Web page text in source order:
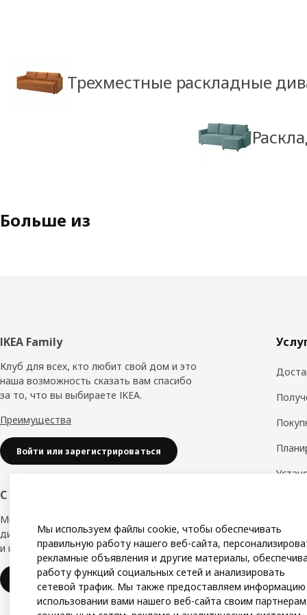
Трехместные раскладные
Больше из
Нижний
колонтитул
IKEA Family
Клуб для всех, кто любит свой дом и это
наша возможность сказать вам спасибо
за то, что вы выбираете IKEA.
Преимущества
Войти или зарегистрироваться
С заботой о вашем бизнесе
Мы в IKEA, предлагаем безупречный
дизайн, вариации стилей, отличные цены
и надёжное качество.
IKEA для бизнеса
Мы используем файлы cookie, чтобы обеспечивать
правильную работу нашего веб-сайта,
рекламные объявления и другие материалы,
работу функций социальных сетей и анализировать
сетевой трафик. Мы также предоставляем
использовании вами нашего веб-сайта своим